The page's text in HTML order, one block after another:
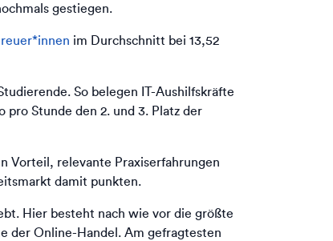
gestiegen.
im Durchschnitt bei 13,52
So belegen IT-Aushilfskräfte
Stunde den 2. und 3. Platz der
Vorteil, relevante Praxiserfahrungen
damit punkten.
Hier besteht nach wie vor die größte
der Online-Handel. Am gefragtesten